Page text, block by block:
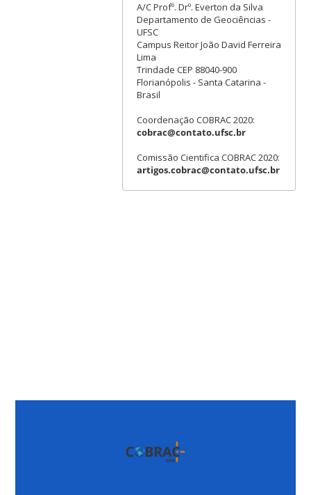
A/C Profº. Drº. Everton da Silva
Departamento de Geociências -
UFSC
Campus Reitor João David Ferreira
Lima
Trindade CEP 88040-900
Florianópolis - Santa Catarina -
Brasil
Coordenação COBRAC 2020:
cobrac@contato.ufsc.br
Comissão Cientifica COBRAC 2020:
artigos.cobrac@contato.ufsc.br